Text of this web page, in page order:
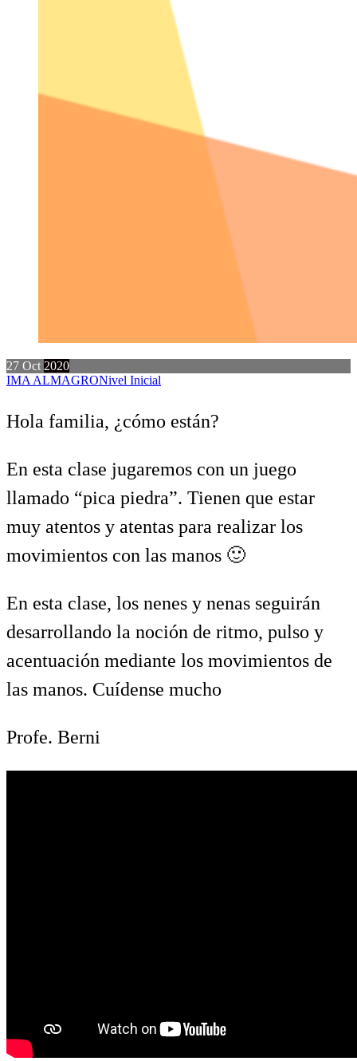
27 Oct2020
IMA ALMAGRONivel Inicial
Hola familia, ¿cómo están?
En esta clase jugaremos con un juego
llamado “pica piedra”. Tienen que estar
muy atentos y atentas para realizar los
movimientos con las manos 🙂
En esta clase, los nenes y nenas seguirán
desarrollando la noción de ritmo, pulso y
acentuación mediante los movimientos de
las manos. Cuídense mucho
Profe. Berni